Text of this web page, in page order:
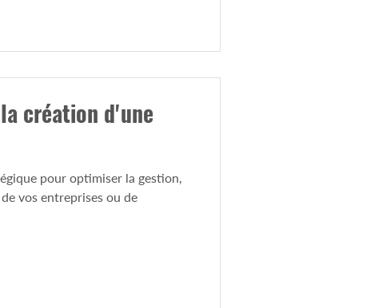
création d'une
pour optimiser la gestion,
vos entreprises ou de